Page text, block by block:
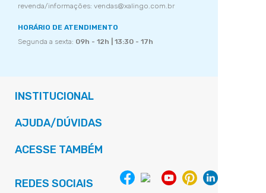
revenda/informações: vendas@xalingo.com.br
HORÁRIO DE ATENDIMENTO
Segunda a sexta: 09h - 12h | 13:30 - 17h
INSTITUCIONAL
AJUDA/DÚVIDAS
ACESSE TAMBÉM
REDES SOCIAIS